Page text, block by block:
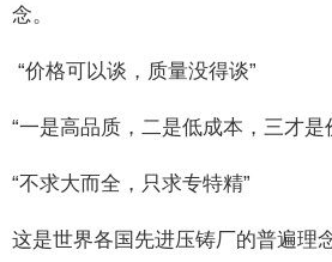
念。
“价格可以谈，质量没得谈”
“一是高品质，二是低成本，三才是
“不求大而全，只求专特精”
这是世界各国先进压铸厂的普遍理